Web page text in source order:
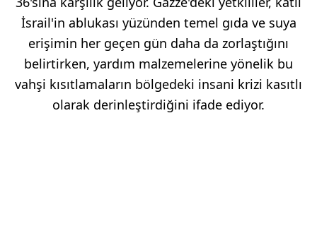
İsrail'in ablukası yüzünden temel gıda ve suya
erişimin her geçen gün daha da zorlaştığını
belirtirken, yardım malzemelerine yönelik bu
vahşi kısıtlamaların bölgedeki insani krizi kasıtlı
olarak derinleştirdiğini ifade ediyor.